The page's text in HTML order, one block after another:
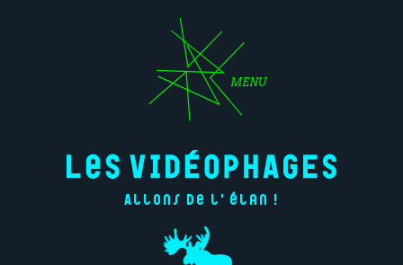
MENU
Allons de l'élan !